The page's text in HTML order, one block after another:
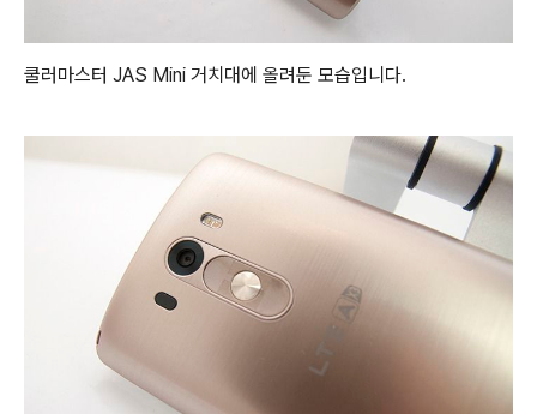
쿨러마스터 JAS Mini 거치대에 올려둔 모습입니다.